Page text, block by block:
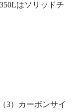
はソリッドチ
3）カーボンサイ